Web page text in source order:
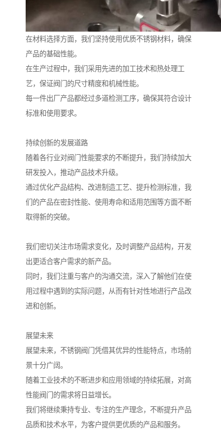
在材料选择方面，我们坚持使用优质不锈钢材料，确保
产品的基础性能。
在生产过程中，我们采用先进的加工技术和热处理工
艺，保证阀门的尺寸精度和机械性能。
每一件出厂产品都经过多道检测工序，确保其符合设计
标准和使用要求。
持续创新的发展道路
随着各行业对阀门性能要求的不断提升，我们持续加大
研发投入，推动产品技术升级。
通过优化产品结构、改进制造工艺、提升检测标准，我
们的产品在密封性能、使用寿命和适用范围等方面不断
取得新的突破。
我们密切关注市场需求变化，及时调整产品结构，开发
出更适合客户需求的新产品。
同时，我们注重与客户的沟通交流，深入了解他们在使
用过程中遇到的实际问题，从而有针对性地进行产品改
进和创新。
展望未来
展望未来，不锈钢阀门凭借其优异的性能特点，市场前
景十分广阔。
随着工业技术的不断进步和应用领域的持续拓展，对高
性能阀门的需求将日益增长。
我们将继续秉持专业、专注的生产理念，不断提升产品
品质和技术水平，为客户提供更优质的产品和服务。